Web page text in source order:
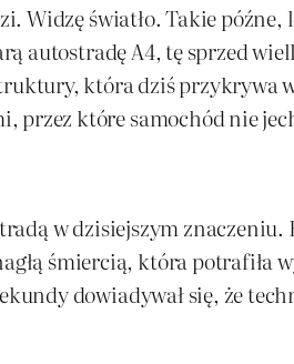
światło. Takie późne,
autostradę A4, tę sprzed
która dziś przykrywa
które samochód nie
w dzisiejszym
śmiercią, która potrafiła
dowiadywał się, że